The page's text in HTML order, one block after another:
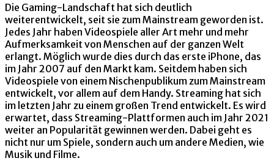
Die Gaming-Landschaft hat sich deutlich
weiterentwickelt, seit sie zum Mainstream geworden ist.
Jedes Jahr haben Videospiele aller Art mehr und mehr
Aufmerksamkeit von Menschen auf der ganzen Welt
erlangt. Möglich wurde dies durch das erste iPhone, das
im Jahr 2007 auf den Markt kam. Seitdem haben sich
Videospiele von einem Nischenpublikum zum Mainstream
entwickelt, vor allem auf dem Handy. Streaming hat sich
im letzten Jahr zu einem großen Trend entwickelt. Es wird
erwartet, dass Streaming-Plattformen auch im Jahr 2021
weiter an Popularität gewinnen werden. Dabei geht es
nicht nur um Spiele, sondern auch um andere Medien, wie
Musik und Filme.